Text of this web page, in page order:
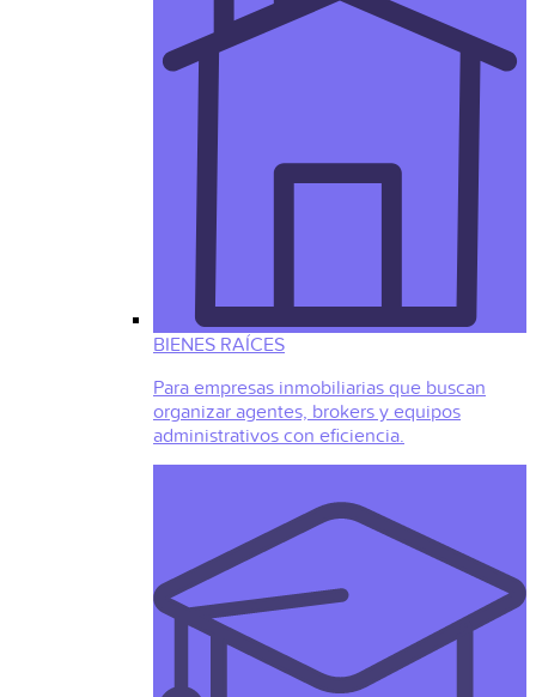
BIENES RAÍCES
Para empresas inmobiliarias que buscan
organizar agentes, brokers y equipos
administrativos con eficiencia.